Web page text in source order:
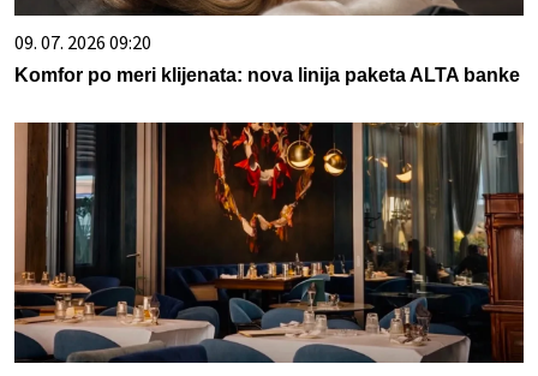
09. 07. 2026 09:20
Komfor po meri klijenata: nova linija paketa ALTA banke